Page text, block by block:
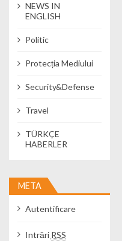
NEWS IN
ENGLISH
Politic
Protecția Mediului
Security&Defense
Travel
TÜRKÇE
HABERLER
META
Autentificare
Intrări RSS